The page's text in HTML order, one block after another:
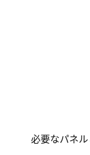
必要なパネ